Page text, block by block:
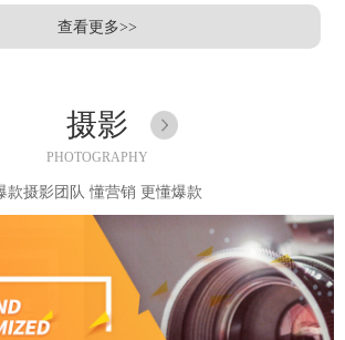
查看更多>>
摄影
PHOTOGRAPHY
款摄影团队 懂营销 更懂爆款